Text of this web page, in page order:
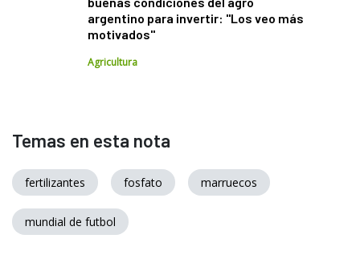
argentino para invertir: "Los veo más
motivados"
Agricultura
Temas en esta nota
fertilizantes fosfato marruecos
mundial de futbol